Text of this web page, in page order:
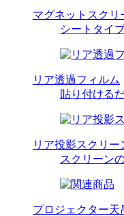
マグネットスクリ
シートタイ
リア透過フィルム
貼り付ける
リア投影スクリー
スクリーン
プロジェクター天